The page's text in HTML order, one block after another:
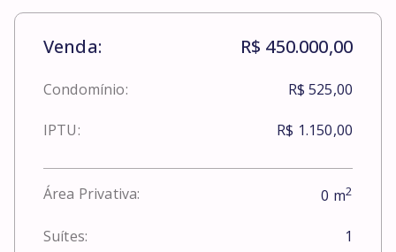
Venda: R$ 450.000,00
Condomínio: R$ 525,00
IPTU: R$ 1.150,00
Área Privativa: 0 m2
Suítes: 1